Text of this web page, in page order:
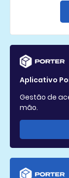
Aplicativo
Gestão de
mão.